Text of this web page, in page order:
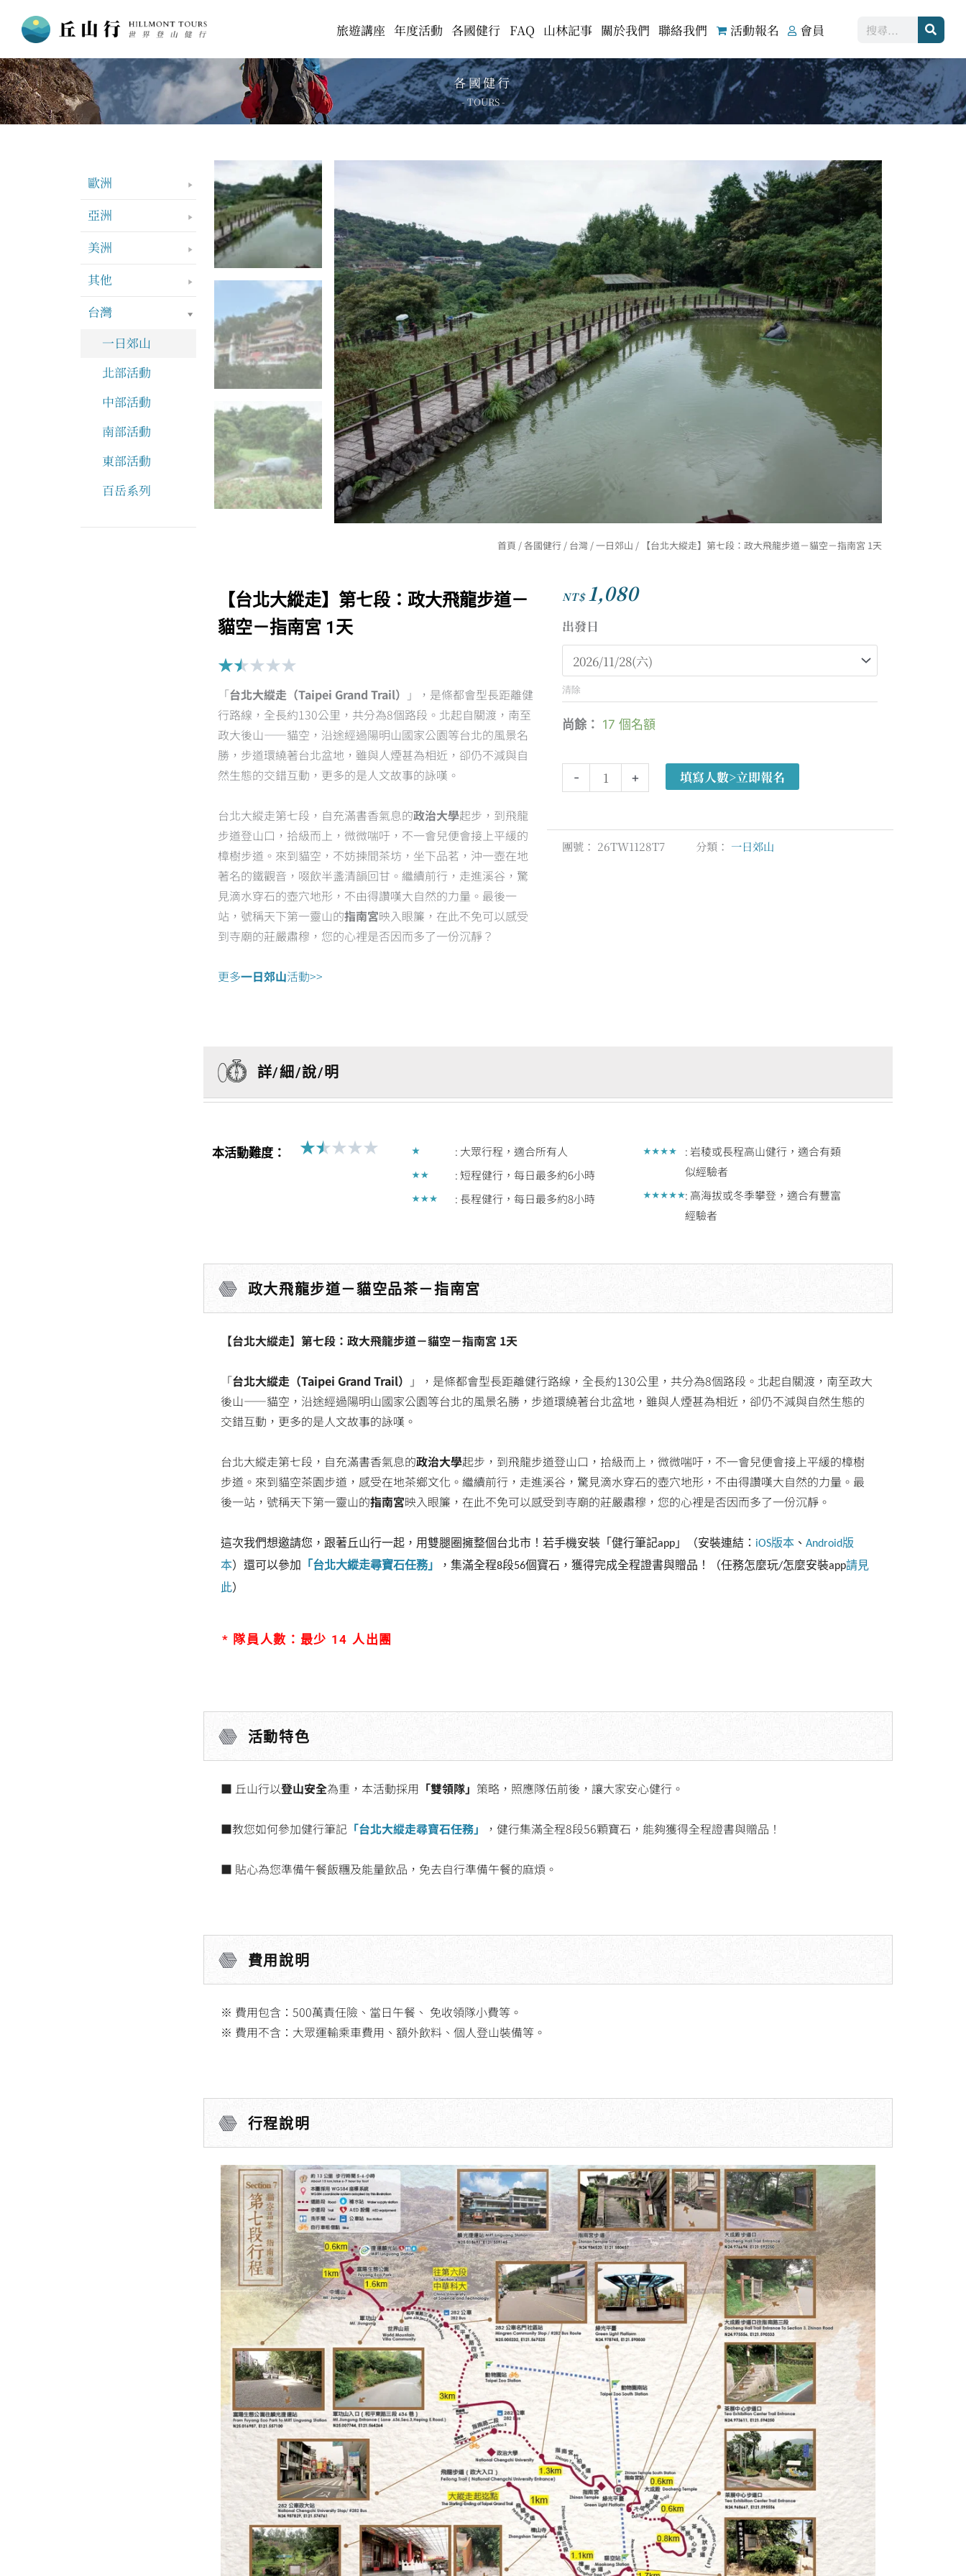
要
內
容
旅遊講座 年度活動 各國健行 FAQ 山林記事 關於我們 聯絡我們 活動報名 會員
搜
各國健行
- TOURS -
歐洲
亞洲
美洲
其他
台灣
一日郊山
北部活動
中部活動
南部活動
東部活動
百岳系列
首頁 /各國健行/ 台灣/一日郊山 / 【台北大縱走】第七段：政大飛龍步道－貓空－指南宮 1天
【台北大縱走】第七段：政大飛龍步道－
貓空－指南宮 1天
★★★★★Rated
out
of
5
「台北大縱走（Taipei Grand Trail） 」，是條都會型長距離健
行路線，全長約130公里，共分為8個路段。北起自關渡，南至
政大後山——貓空，沿途經過陽明山國家公園等台北的風景名
勝，步道環繞著台北盆地，雖與人煙甚為相近，卻仍不減與自
然生態的交錯互動，更多的是人文故事的詠嘆。
台北大縱走第七段，自充滿書香氣息的政治大學起步，到飛龍
步道登山口，拾級而上，微微喘吁，不一會兒便會接上平緩的
樟樹步道。來到貓空，不妨揀間茶坊，坐下品茗，沖一壺在地
著名的鐵觀音，啜飲半盞清韻回甘。繼續前行，走進溪谷，驚
見滴水穿石的壺穴地形，不由得讚嘆大自然的力量。最後一
站，號稱天下第一靈山的指南宮映入眼簾，在此不免可以感受
到寺廟的莊嚴肅穆，您的心裡是否因而多了一份沉靜？
更多一日郊山活動>>
NT$ 1,080
出發日
清除
尚餘： 17 個名額
-
【台
北
大
縱
第
政
飛
龍
+ 填寫人數>立即報名
團號： 26TW1128T7 分類： 一日郊山
詳/細/說/明
本活動難度： ★★★★★Rated
: 大眾行程，適合所有人
: 短程健行，每日最多約6小時
: 長程健行，每日最多約8小時
: 岩稜或長程高山健行，適合有類
似經驗者
: 高海拔或冬季攀登，適合有豐富
經驗者
政大飛龍步道－貓空品茶－指南宮
【台北大縱走】第七段：政大飛龍步道－貓空－指南宮 1天
「台北大縱走（Taipei Grand Trail） 」，是條都會型長距離健行路線，全長約130公里，共分為8個路段。北起自關渡，南至政大
後山——貓空，沿途經過陽明山國家公園等台北的風景名勝，步道環繞著台北盆地，雖與人煙甚為相近，卻仍不減與自然生態的
交錯互動，更多的是人文故事的詠嘆。
台北大縱走第七段，自充滿書香氣息的政治大學起步，到飛龍步道登山口，拾級而上，微微喘吁，不一會兒便會接上平緩的樟樹
步道。來到貓空茶園步道，感受在地茶鄉文化。繼續前行，走進溪谷，驚見滴水穿石的壺穴地形，不由得讚嘆大自然的力量。最
後一站，號稱天下第一靈山的指南宮映入眼簾，在此不免可以感受到寺廟的莊嚴肅穆，您的心裡是否因而多了一份沉靜。
這次我們想邀請您，跟著丘山行一起，用雙腿圈擁整個台北市！若手機安裝「健行筆記app」（安裝連結： iOS版本、 Android版
本）還可以參加 「台北大縱走尋寶石任務」 ，集滿全程8段56個寶石，獲得完成全程證書與贈品！（任務怎麼玩/怎麼安裝app請見
此）
* 隊員人數：最少 14 人出團
活動特色
■ 丘山行以登山安全為重，本活動採用 「雙領隊」 策略，照應隊伍前後，讓大家安心健行。
■教您如何參加健行筆記「台北大縱走尋寶石任務」 ，健行集滿全程8段56顆寶石，能夠獲得全程證書與贈品！
■ 貼心為您準備午餐飯糰及能量飲品，免去自行準備午餐的麻煩。
費用說明
※ 費用包含：500萬責任險、當日午餐、 免收領隊小費等。
※ 費用不含：大眾運輸乘車費用、額外飲料、個人登山裝備等。
行程說明